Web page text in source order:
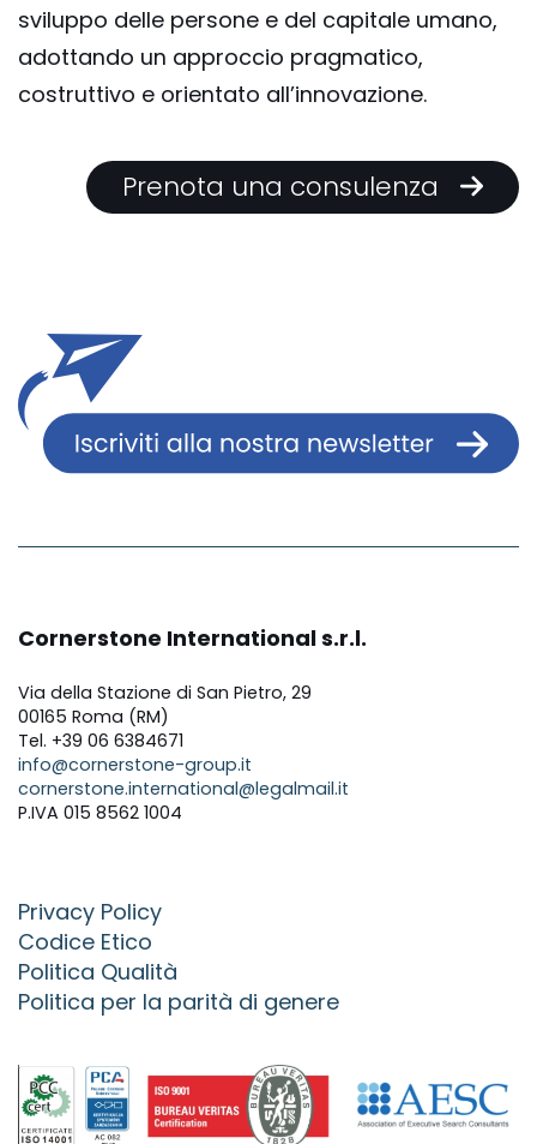
sviluppo delle persone e del capitale umano,
adottando un approccio pragmatico,
costruttivo e orientato all’innovazione.
Prenota una consulenza
Cornerstone International s.r.l.
Via della Stazione di San Pietro, 29
00165 Roma (RM)
Tel. +39 06 6384671
info@cornerstone-group.it
cornerstone.international@legalmail.it
P.IVA 015 8562 1004
Privacy Policy
Codice Etico
Politica Qualità
Politica per la parità di genere